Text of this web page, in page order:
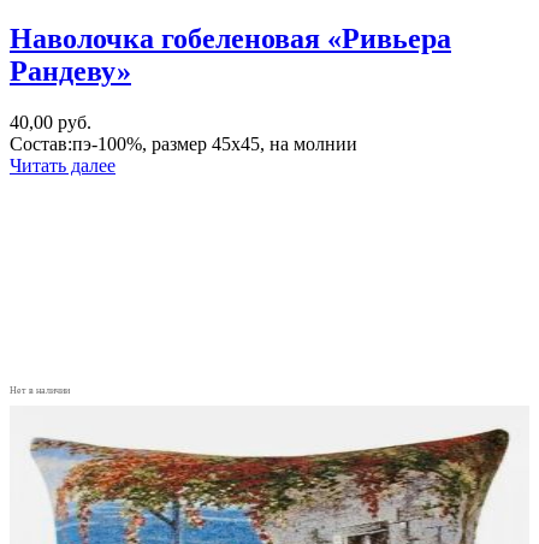
Наволочка гобеленовая «Ривьера
Рандеву»
40,00 руб.
Состав:пэ-100%, размер 45х45, на молнии
Читать далее
Нет в наличии